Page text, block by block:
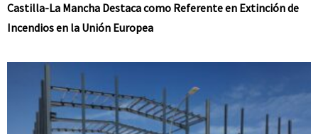
Castilla-La Mancha Destaca como Referente en Extinción de
Incendios en la Unión Europea